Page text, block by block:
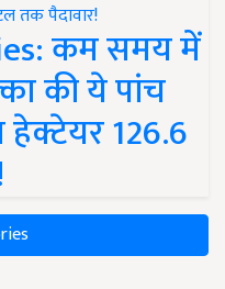
कम समय में
की ये पांच
हेक्टेयर 126.6